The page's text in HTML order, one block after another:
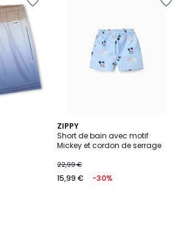
ZIPPY
Short de bain avec motif
Mickey et cordon de serrage
22,99 €
15,99 € -30%